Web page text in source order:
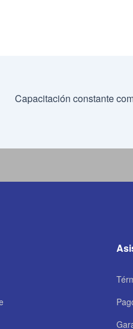
Capacitación constante